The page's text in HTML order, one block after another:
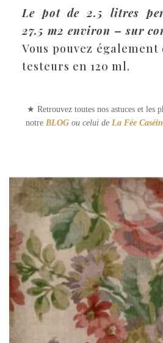
Le pot de 2.5 litres
27.5 m2 environ – sur
Vous pouvez
testeurs en 120 ml.
★ Retrouvez toutes nos astuces et les
notre BLOG ou celui de La Fée